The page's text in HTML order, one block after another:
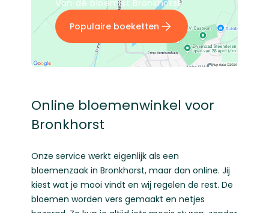
Van dé bloemist Bronkhorst
Populaire boeketten
Online bloemenwinkel voor
Bronkhorst
Onze service werkt eigenlijk als een
bloemenzaak in Bronkhorst, maar dan online. Jij
kiest wat je mooi vindt en wij regelen de rest. De
bloemen worden vers gemaakt en netjes